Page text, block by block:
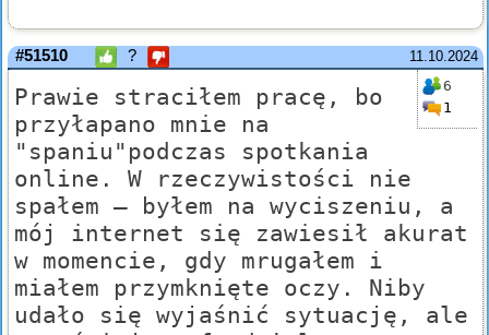
11.10.2024
#51510 ?
6
1
Prawie straciłem pracę, bo
przyłapano mnie na
"spaniu"podczas spotkania
online. W rzeczywistości nie
spałem — byłem na wyciszeniu, a
mój internet się zawiesił akurat
w momencie, gdy mrugałem i
miałem przymknięte oczy. Niby
udało się wyjaśnić sytuację, ale